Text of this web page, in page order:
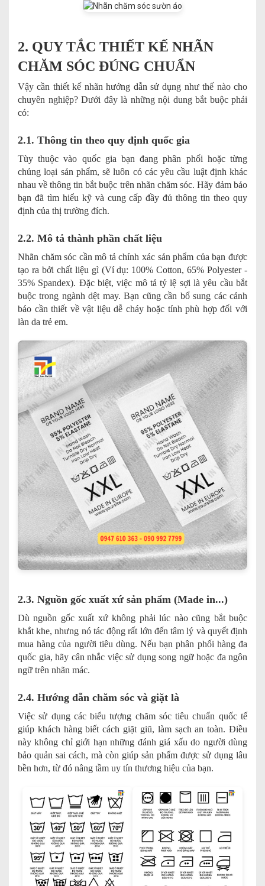
2. QUY TẮC THIẾT KẾ NHÃN
CHĂM SÓC ĐÚNG CHUẨN
Vậy cần thiết kế nhãn hướng dẫn sử dụng như thế nào cho
chuyên nghiệp? Dưới đây là những nội dung bắt buộc phải
có:
2.1. Thông tin theo quy định quốc gia
Tùy thuộc vào quốc gia bạn đang phân phối hoặc từng
chủng loại sản phẩm, sẽ luôn có các yêu cầu luật định khác
nhau về thông tin bắt buộc trên nhãn chăm sóc. Hãy đảm bảo
bạn đã tìm hiểu kỹ và cung cấp đầy đủ thông tin theo quy
định của thị trường đích.
2.2. Mô tả thành phần chất liệu
Nhãn chăm sóc cần mô tả chính xác sản phẩm của bạn được
tạo ra bởi chất liệu gì (Ví dụ: 100% Cotton, 65% Polyester -
35% Spandex). Đặc biệt, việc mô tả tỷ lệ sợi là yêu cầu bắt
buộc trong ngành dệt may. Bạn cũng cần bổ sung các cảnh
báo cần thiết về vật liệu dễ cháy hoặc tính phù hợp đối với
làn da trẻ em.
2.3. Nguồn gốc xuất xứ sản phẩm (Made in...)
Dù nguồn gốc xuất xứ không phải lúc nào cũng bắt buộc
khắt khe, nhưng nó tác động rất lớn đến tâm lý và quyết định
mua hàng của người tiêu dùng. Nếu bạn phân phối hàng đa
quốc gia, hãy cân nhắc việc sử dụng song ngữ hoặc đa ngôn
ngữ trên nhãn mác.
2.4. Hướng dẫn chăm sóc và giặt là
Việc sử dụng các biểu tượng chăm sóc tiêu chuẩn quốc tế
giúp khách hàng biết cách giặt giũ, làm sạch an toàn. Điều
này không chỉ giới hạn những đánh giá xấu do người dùng
bảo quản sai cách, mà còn giúp sản phẩm được sử dụng lâu
bền hơn, từ đó nâng tầm uy tín thương hiệu của bạn.